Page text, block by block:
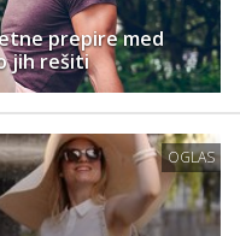
prepire med
jih rešiti
OGLAS